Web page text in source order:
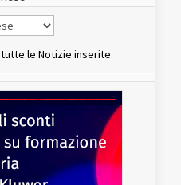
le Notizie inserite